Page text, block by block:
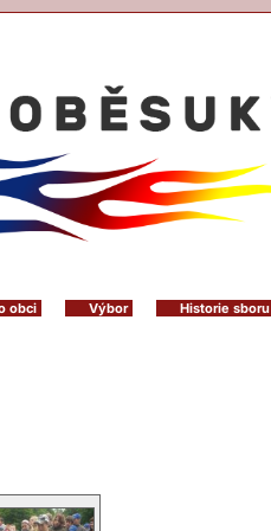
obci Výbor Historie sboru